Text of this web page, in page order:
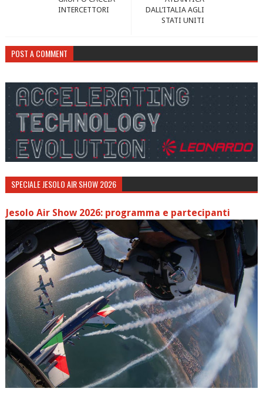
DALL’ITALIA AGLI
STATI UNITI
INTERCETTORI
POST A COMMENT
SPECIALE JESOLO AIR SHOW 2026
Jesolo Air Show 2026: programma e partecipanti